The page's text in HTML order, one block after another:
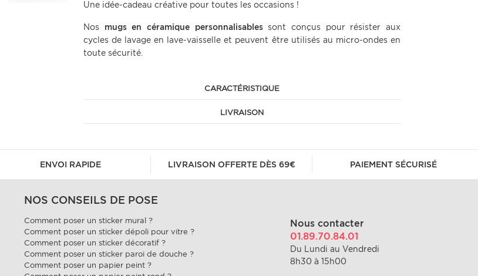
Une idée-cadeau créative pour toutes les occasions !
Nos mugs en céramique personnalisablessont conçus pour résister aux
cycles de lavage en lave-vaisselle et peuvent être utilisés au micro-ondes en
toute sécurité.
CARACTÉRISTIQUE
LIVRAISON
ENVOI RAPIDE LIVRAISON OFFERTE DÈS 69€ PAIEMENT SÉCURISÉ
NOS CONSEILS DE POSE
Comment poser un sticker mural ?
Comment poser un sticker dépoli pour vitre ?
Comment poser un sticker décoratif ?
Comment poser un sticker paroi de douche ?
Comment poser un papier peint ?
Nous contacter
01.89.70.84.01
Du Lundi au Vendredi
8h30 à 15h00